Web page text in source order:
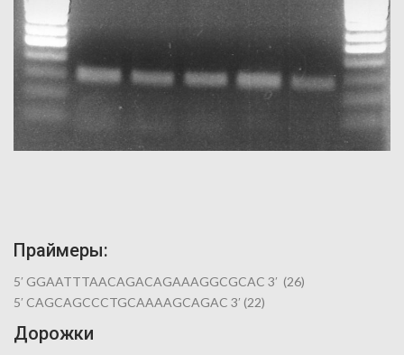
Праймеры:
5′ GGAATTTAACAGACAGAAAGGCGCAC 3′ (26)
5′ CAGCAGCCCTGCAAAAGCAGAC 3′ (22)
Дорожки